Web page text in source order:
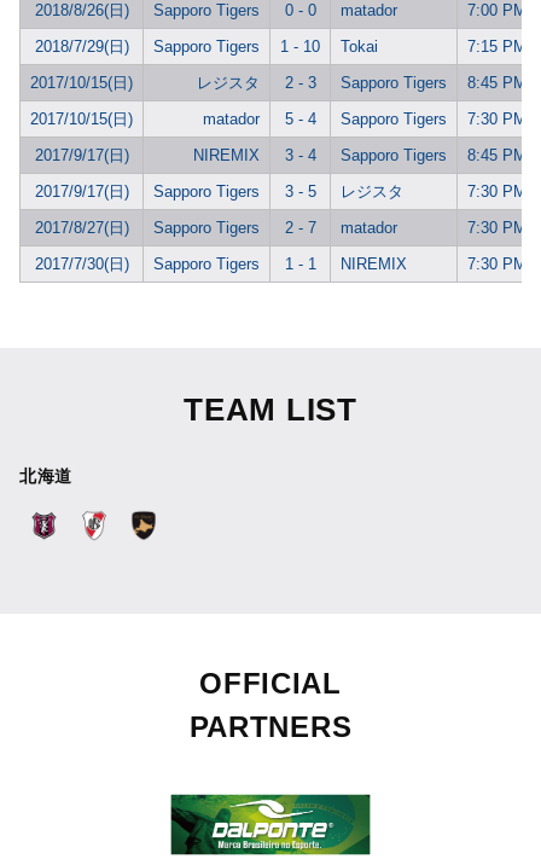
2018/8/26(日)
Sapporo Tigers 0 - 0 matador
7:00 PM
2018/7/29(日)
Sapporo Tigers 1 - 10 Tokai
7:15 PM
2017/10/15(日)
レジスタ 2 - 3 Sapporo Tigers
8:45 PM
2017/10/15(日)
matador 5 - 4 Sapporo Tigers
7:30 PM
2017/9/17(日)
NIREMIX 3 - 4 Sapporo Tigers
8:45 PM
2017/9/17(日)
Sapporo Tigers 3 - 5 レジスタ
7:30 PM
2017/8/27(日)
Sapporo Tigers 2 - 7 matador
7:30 PM
2017/7/30(日)
Sapporo Tigers 1 - 1 NIREMIX 7:30 PM
TEAM LIST
北海道
OFFICIAL
PARTNERS